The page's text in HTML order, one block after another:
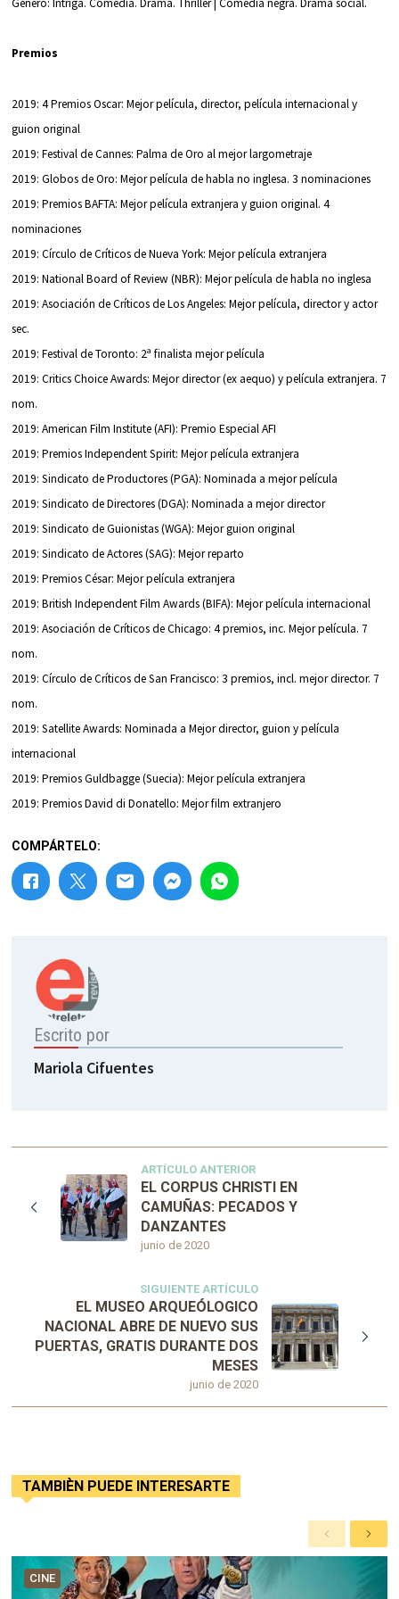
Premios
2019: 4 Premios Oscar: Mejor película, director, película internacional y
guion original
2019: Festival de Cannes: Palma de Oro al mejor largometraje
2019: Globos de Oro: Mejor película de habla no inglesa. 3 nominaciones
2019: Premios BAFTA: Mejor película extranjera y guion original. 4
nominaciones
2019: Círculo de Críticos de Nueva York: Mejor película extranjera
2019: National Board of Review (NBR): Mejor película de habla no inglesa
2019: Asociación de Críticos de Los Angeles: Mejor película, director y actor
sec.
2019: Festival de Toronto: 2ª finalista mejor película
2019: Critics Choice Awards: Mejor director (ex aequo) y película extranjera. 7
nom.
2019: American Film Institute (AFI): Premio Especial AFI
2019: Premios Independent Spirit: Mejor película extranjera
2019: Sindicato de Productores (PGA): Nominada a mejor película
2019: Sindicato de Directores (DGA): Nominada a mejor director
2019: Sindicato de Guionistas (WGA): Mejor guion original
2019: Sindicato de Actores (SAG): Mejor reparto
2019: Premios César: Mejor película extranjera
2019: British Independent Film Awards (BIFA): Mejor película internacional
2019: Asociación de Críticos de Chicago: 4 premios, inc. Mejor película. 7
nom.
2019: Círculo de Críticos de San Francisco: 3 premios, incl. mejor director. 7
nom.
2019: Satellite Awards: Nominada a Mejor director, guion y película
internacional
2019: Premios Guldbagge (Suecia): Mejor película extranjera
2019: Premios David di Donatello: Mejor film extranjero
COMPÁRTELO:
Escrito por
Mariola Cifuentes
ARTÍCULO ANTERIOR
junio de 2020
EL CORPUS CHRISTI EN
CAMUÑAS: PECADOS Y
DANZANTES
SIGUIENTE ARTÍCULO
junio de 2020
EL MUSEO ARQUEÓLOGICO
NACIONAL ABRE DE NUEVO SUS
PUERTAS, GRATIS DURANTE DOS
MESES
TAMBIÈN PUEDE INTERESARTE
A
n
S
i
g
u
CINE